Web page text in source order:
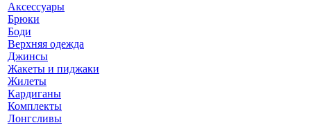
Аксессуары
Брюки
Боди
Верхняя одежда
Джинсы
Жакеты и пиджаки
Жилеты
Кардиганы
Комплекты
Лонгсливы